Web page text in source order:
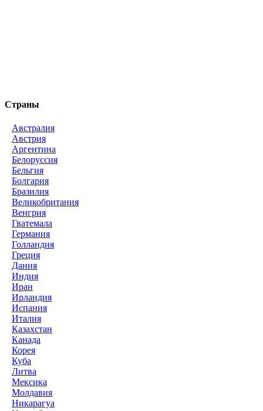
Страны
Австралия
Австрия
Аргентина
Белоруссия
Бельгия
Болгария
Бразилия
Великобритания
Венгрия
Гватемала
Германия
Голландия
Греция
Дания
Индия
Иран
Ирландия
Испания
Италия
Казахстан
Канада
Корея
Куба
Литва
Мексика
Молдавия
Никарагуа